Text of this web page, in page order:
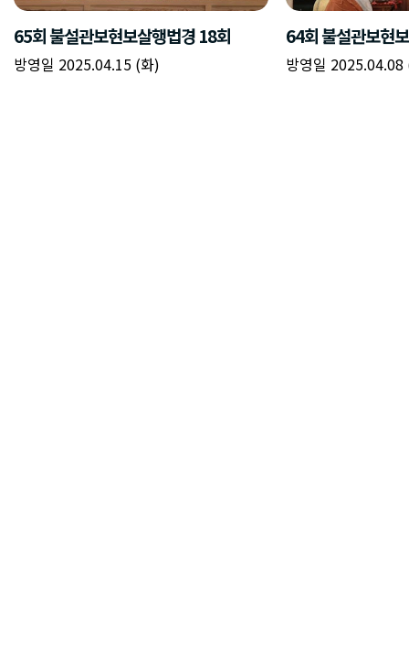
65회 불설관보현보살행법경 18회
방영일 2025.04.15 (화)
64회 불설관보현
방영일 2025.04.08